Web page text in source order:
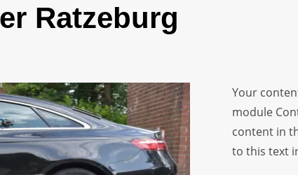
Ratzeburg
Your
module
content in
to this text